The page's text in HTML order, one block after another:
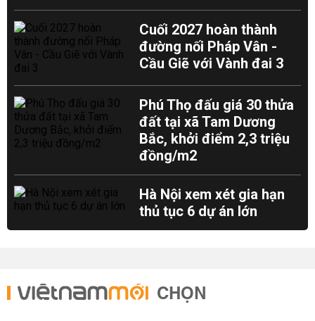
Cuối 2027 hoàn thành
đường nối Pháp Vân -
Cầu Giẽ với Vành đai 3
Phú Thọ đấu giá 30 thửa
đất tại xã Tam Dương
Bắc, khởi điểm 2,3 triệu
đồng/m2
Hà Nội xem xét gia hạn
thủ tục 6 dự án lớn
CHỌN